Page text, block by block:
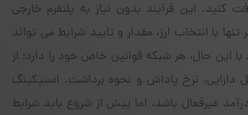
کنید. این فرآیند بدون نیاز به پلتفرم خارجی
با انتخاب ارز، مقدار و تایید شرایط می تواند
این حال، هر شبکه قوانین خاص خود را دارد؛ از
نرخ پاداش و نحوه برداشت. استیکینگ
غیرفعال باشد، اما پیش از شروع باید شرایط